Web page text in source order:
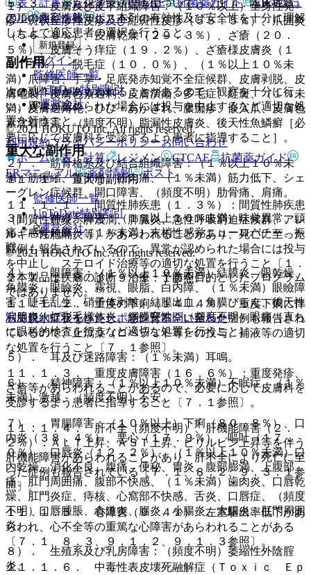
１）． 皮膚及び皮下組織障害：（１０％以上）全身性発
疹・斑状丘疹性皮疹及び紅斑性皮疹（５５．５％）、爪囲炎
（５６．８％）、皮膚乾燥（２９．３％）、ざ瘡（２０．
５％）、皮膚そう痒症（１９．２％）、ざ瘡様皮膚炎（１
３．１％）、脱毛症（１０．０％）、（１％以上１０％未
満）爪障害、手掌・足底発赤知覚不全症候群、皮膚剥脱、皮
膚亀裂、皮膚色素過剰、皮膚潰瘍、多毛症、紅斑、（１％未
満）皮膚過角化、ひび・あかぎれ、膿痂疹、嵌入爪、皮膚色
素沈着障害、（頻度不明）脂漏性皮膚炎、後天性魚鱗癬［必
要に応じて皮膚科を受診するよう患者に指導すること］。
２）． 筋骨格系及び結合組織障害：（１％以上１０％未
満）筋痙縮、背部痛、筋肉痛、（１％未満）筋力低下、シェ
ーグレン症候群、開口障害、（頻度不明）肋骨痛、肩痛。
３）． 神経系障害：（１％以上１０％未満）味覚異常、頭
痛、感覚鈍麻、（１％未満）末梢性感覚ニューロパチー、振
戦。
４）． 眼障害：（１％以上１０％未満）結膜炎、眼乾燥、
角膜炎、眼瞼炎、霧視、眼脂、白内障、（１％未満）眼瞼障
害、睫毛乱生、硝子体剥離、結膜出血、角膜びらん、後天性
涙腺炎、虹彩毛様体炎、網膜変性、（頻度不明）眼痛［直ち
に眼科的検査を行うなど適切な処置を行うこと］。
５）． 耳及び迷路障害：（１％未満）耳鳴。
６）． 精神障害：（１％以上１０％未満）不眠症、（１％
未満）激越、（頻度不明）不安。
７）． 胃腸障害：（１０％以上）下痢（８０．８％）、口
内炎（３８．４％）、悪心（１７．９％）、嘔吐（１７．
０％）、口唇炎（１２．２％）、（１％以上１０％未満）口
内乾燥、消化不良、腹痛、便秘、胃炎、腹部膨満、上腹部
痛、肛門周囲痛、腹部不快感、（１％未満）歯肉炎、口唇乾
燥、肛門炎症、痔核、心窩部不快感、舌炎、口唇症、（頻度
不明）口唇腫脹、食道炎、腸炎、小腸炎、大腸炎、肛門周囲
炎。
８）． 生殖系及び乳房障害：（頻度不明）萎縮性外陰腟
炎。
５．３． がん化学療法歴等について、「１７．臨床成績」
の項の内容を熟知し、本剤の有効性及び安全性を十分に理解
した上で適応患者の選択を行うこと。
副作用
次の副作用があらわれることがあるので、観察を十分に行
い、異常が認められた場合には投与を中止するなど適切な処
置を行うこと。
重大な副作用
１１．１． 重大な副作用
１１．１．１． 間質性肺疾患（１．３％）：間質性肺疾患
（間質性肺炎、肺浸潤、肺臓炎、急性呼吸窮迫症候群、アレ
ルギー性胞隔炎等）があらわれることがあり、死亡に至った
症例も報告されているので、異常が認められた場合には投与
を中止し、ステロイド治療等の適切な処置を行うこと〔１．
２、７．１、８．１、９．１．１参照〕。
１１．１．２． 重度の下痢（１４．４％）：重度下痢に伴
って脱水症状をきたし、急性腎不全に至った症例も報告され
ているので、止瀉薬（ロペラミド等）の投与、補液等の適切
な処置を行うこと〔７．１参照〕。
１１．１．３． 重度皮膚障害（１６．６％）：重度発疹、
ざ瘡等があらわれることがあるので、必要に応じて皮膚科を
受診するよう患者に指導すること〔７．１参照〕。
１１．１．４． 肝不全（頻度不明）、肝機能障害（２．
２％）：ＡＬＴ上昇、ＡＳＴ上昇、ビリルビン上昇等を伴う
肝機能障害があらわれることがあり、肝不全により死亡に至
った症例も報告されている〔７．１、８．２、９．３．１参
照〕。
１１．１．５． 心障害（０．４％）：左室駆出率低下があ
らわれ、心不全等の重篤な心障害があらわれることがある
〔７．１、８．３、９．１．２、９．１．３参照〕。
１１．１．６． 中毒性表皮壊死融解症（Ｔｏｘｉｃ Ｅｐ
アル
薬剤情報 ポスト
新規登録
ログイン
監修医師一覧
UpToDate特別割引
運営会社
© 2021 HOKUTO Inc. All rights reserved.
利用規約プライバシーポリシーお問い合わせ
ホーム
表・計算 レジメン CTCAE
抗菌薬ガイド
ERマニュアル
薬剤情報 ポスト
監修医師一覧
UpToDate特別割引
運営会社
© 2021 HOKUTO Inc. All rights reserved.
※本製品は疾病の診断・治療・予防を目的としたプログラム
ではありません。
利用規約プライバシーポリシーお問い合わせ